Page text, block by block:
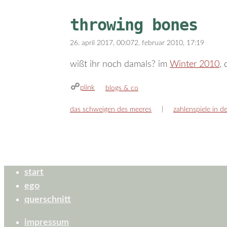
throwing bones
26. april 2017, 00:072. februar 2010, 17:19
wißt ihr noch damals? im Winter 2010,
plink kategorien
blogs & co
das schweigen des meeres zahlenspiele in
start
ego
querschnitt
impressum